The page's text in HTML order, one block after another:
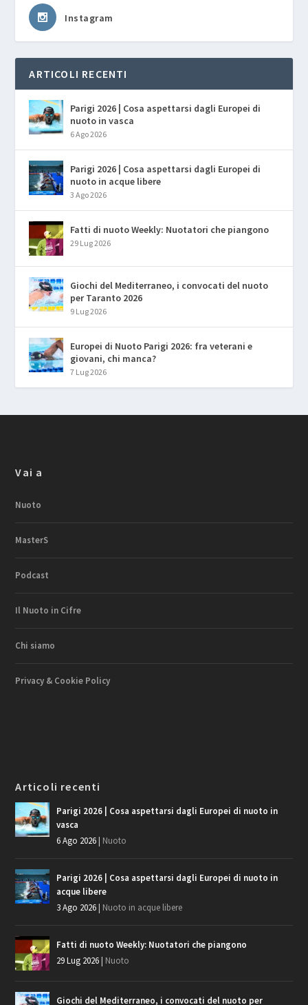
Instagram
ARTICOLI RECENTI
Parigi 2026 | Cosa aspettarsi dagli Europei di
nuoto in vasca
6 Ago 2026
Parigi 2026 | Cosa aspettarsi dagli Europei di
nuoto in acque libere
3 Ago 2026
Fatti di nuoto Weekly: Nuotatori che piangono
29 Lug 2026
Giochi del Mediterraneo, i convocati del nuoto
per Taranto 2026
9 Lug 2026
Europei di Nuoto Parigi 2026: fra veterani e
giovani, chi manca?
7 Lug 2026
Vai a
Nuoto
MasterS
Podcast
Il Nuoto in Cifre
Chi siamo
Privacy & Cookie Policy
Articoli recenti
Parigi 2026 | Cosa aspettarsi dagli Europei di nuoto in
vasca
6 Ago 2026| Nuoto
Parigi 2026 | Cosa aspettarsi dagli Europei di nuoto in
acque libere
3 Ago 2026| Nuoto in acque libere
Fatti di nuoto Weekly: Nuotatori che piangono
29 Lug 2026| Nuoto
Giochi del Mediterraneo, i convocati del nuoto per